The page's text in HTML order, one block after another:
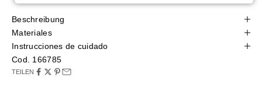
Beschreibung
Materiales
Instrucciones de cuidado
Cod. 166785
TEILEN